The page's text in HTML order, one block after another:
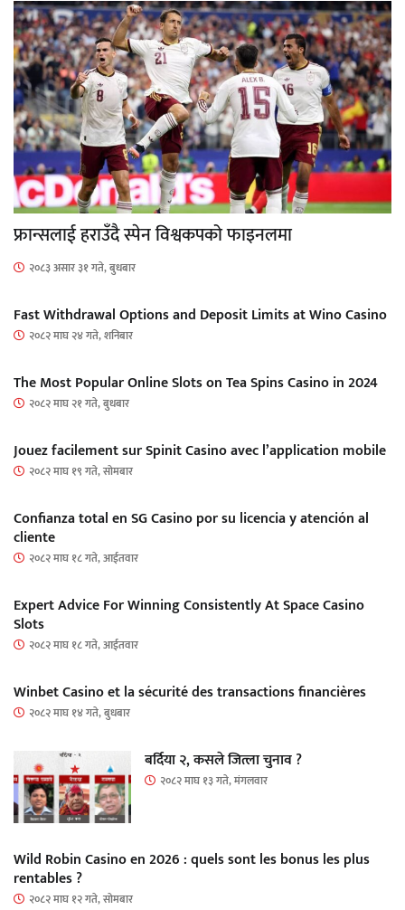
फ्रान्सलाई हराउँदै स्पेन विश्वकपको फाइनलमा
२०८३ असार ३१ गते, बुधबार
Fast Withdrawal Options and Deposit Limits at Wino Casino
२०८२ माघ २४ गते, शनिबार
The Most Popular Online Slots on Tea Spins Casino in 2024
२०८२ माघ २१ गते, बुधबार
Jouez facilement sur Spinit Casino avec l’application mobile
२०८२ माघ १९ गते, सोमबार
Confianza total en SG Casino por su licencia y atención al
cliente
२०८२ माघ १८ गते, आईतवार
Expert Advice For Winning Consistently At Space Casino
Slots
२०८२ माघ १८ गते, आईतवार
Winbet Casino et la sécurité des transactions financières
२०८२ माघ १४ गते, बुधबार
बर्दिया २, कसले जित्ला चुनाव ?
२०८२ माघ १३ गते, मंगलवार
Wild Robin Casino en 2026 : quels sont les bonus les plus
rentables ?
२०८२ माघ १२ गते, सोमबार